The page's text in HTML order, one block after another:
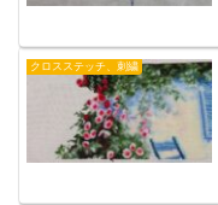
クロスステッチ、刺繍